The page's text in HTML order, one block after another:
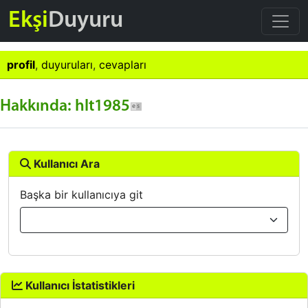
EkşiDuyuru
profil, duyuruları, cevapları
Hakkında: hlt1985
Kullanıcı Ara
Başka bir kullanıcıya git
Kullanıcı İstatistikleri